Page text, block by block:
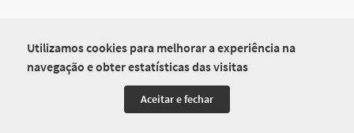
Utilizamos cookies para melhorar a experiência na
navegação e obter estatísticas das visitas
Aceitar e fechar